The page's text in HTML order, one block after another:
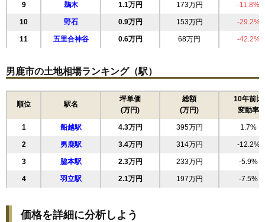
9 鵜木 1.1万円 173万円 -11.8%
10 野石 0.9万円 153万円 -29.2%
11 五里合神谷 0.6万円 68万円 -42.2%
男鹿市の土地相場ランキング（駅）
順位 駅名
坪単価
(万円)
総額
(万円)
10年前比
変動率
1 船越駅 4.3万円 395万円 1.7%
2 男鹿駅 3.4万円 314万円 -12.2%
3 脇本駅 2.3万円 233万円 -5.9%
4 羽立駅 2.1万円 197万円 -7.5%
価格を詳細に分析しよう